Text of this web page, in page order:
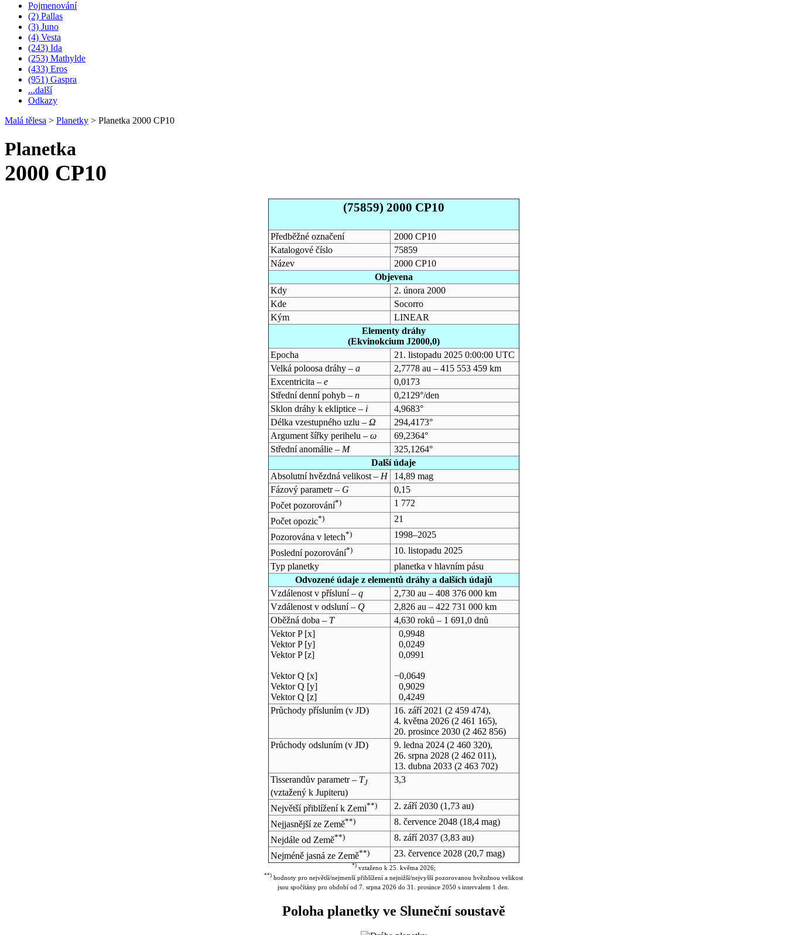
Pojmenování
(2) Pallas
(3) Juno
(4) Vesta
(243) Ida
(253) Mathylde
(433) Eros
(951) Gaspra
...další
Odkazy
Malá tělesa > Planetky > Planetka 2000 CP10
Planetka
2000 CP10
(75859) 2000 CP10
Předběžné označení
2000 CP10
Katalogové číslo
75859
Název
2000 CP10
Objevena
Kdy
2. února 2000
Kde
Socorro
Kým
LINEAR
Elementy dráhy
(Ekvinokcium J2000,0)
Epocha
21. listopadu 2025 0:00:00 UTC
Velká poloosa dráhy – a
2,7778 au – 415 553 459 km
Excentricita – e
0,0173
Střední denní pohyb – n
0,2129°/den
Sklon dráhy k ekliptice – i
4,9683°
Délka vzestupného uzlu – Ω
294,4173°
Argument šířky perihelu – ω
69,2364°
Střední anomálie – M
325,1264°
Další údaje
Absolutní hvězdná velikost – H
14,89 mag
Fázový parametr – G
0,15
Počet pozorování*)
1 772
Počet opozic*)
21
Pozorována v letech*)
1998–2025
Poslední pozorování*)
10. listopadu 2025
Typ planetky
planetka v hlavním pásu
Odvozené údaje z elementů dráhy a dalších údajů
Vzdálenost v přísluní – q
2,730 au – 408 376 000 km
Vzdálenost v odsluní – Q
2,826 au – 422 731 000 km
Oběžná doba – T
4,630 roků – 1 691,0 dnů
Vektor P [x]
Vektor P [y]
Vektor P [z]
Vektor Q [x]
Vektor Q [y]
Vektor Q [z]
0,9948
0,0249
0,0991
−0,0649
0,9029
0,4249
Průchody přísluním (v JD) 16. září 2021 (2 459 474),
4. května 2026(2 461 165),
20. prosince 2030(2 462 856)
Průchody odsluním (v JD) 9. ledna 2024(2 460 320),
26. srpna 2028(2 462 011),
13. dubna 2033(2 463 702)
Tisserandův parametr – TJ
(vztažený k Jupiteru)
3,3
Největší přiblížení k Zemi**) 2. září 2030(1,73 au)
Nejjasnější ze Země**) 8. července 2048(18,4 mag)
Nejdále od Země**) 8. září 2037(3,83 au)
Nejméně jasná ze Země**) 23. července 2028(20,7 mag)
*)vztaženo k 25. května 2026;
**) hodnoty pro největší/nejmenší přiblížení a nejnižší/nejvyšší pozorovanou hvězdnou velikost
jsou spočítány pro období od 7. srpna 2026 do 31. prosince 2050 s intervalem 1 den.
Poloha planetky ve Sluneční soustavě